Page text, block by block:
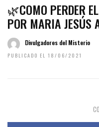
🌿COMO PERDER
POR MARIA JESÚS
Divulgadores del Misterio
PUBLICADO EL 18/06/2021